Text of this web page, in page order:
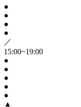
●
●
●
●
／
15:00~19:00
●
●
●
●
●
▲